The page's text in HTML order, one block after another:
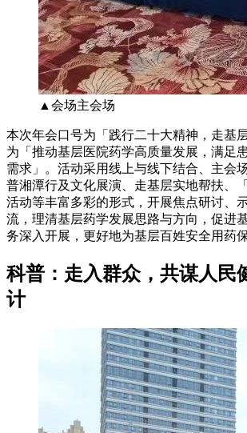
▲会场主会场
本次年会口号为「践行二十大精神，走基
为「推动基层医院药学高质量发展，满足
需求」。活动采用线上与线下结合、主会
普湘潭行及文化展演、走基层实地帮扶、
活动等丰富多彩的形式，开展焦点研讨、
流，理清基层药学发展思路与方向，促进
务深入开展，更好地为基层百姓安全用药保
科普：走入群众，共谋人民
计